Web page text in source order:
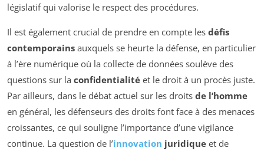
législatif qui valorise le respect des procédures.
Il est également crucial de prendre en compte les défis
contemporains auxquels se heurte la défense, en particulier
à l’ère numérique où la collecte de données soulève des
questions sur la confidentialité et le droit à un procès juste.
Par ailleurs, dans le débat actuel sur les droits de l’homme
en général, les défenseurs des droits font face à des menaces
croissantes, ce qui souligne l’importance d’une vigilance
continue. La question de l’innovation juridique et de